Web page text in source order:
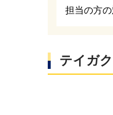
担当の方の
テイガ